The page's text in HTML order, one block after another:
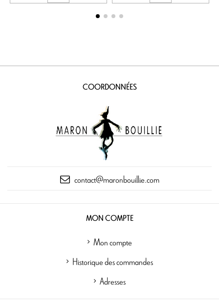
COORDONNÉES
contact@maronbouillie.com
MON COMPTE
Mon compte
Historique des commandes
Adresses